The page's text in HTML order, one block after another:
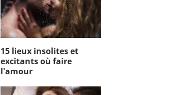
15 lieux insolites et
excitants où faire
l'amour